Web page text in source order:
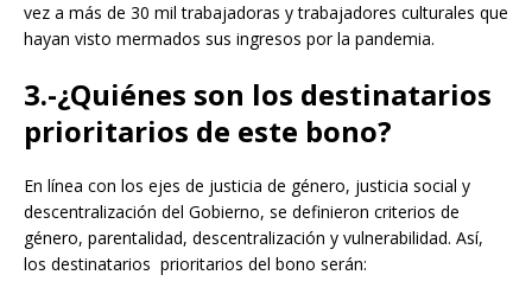
vez a más de 30 mil trabajadoras y trabajadores culturales que
hayan visto mermados sus ingresos por la pandemia.
3.-¿Quiénes son los destinatarios
prioritarios de este bono?
En línea con los ejes de justicia de género, justicia social y
descentralización del Gobierno, se definieron criterios de
género, parentalidad, descentralización y vulnerabilidad. Así,
los destinatarios prioritarios del bono serán: